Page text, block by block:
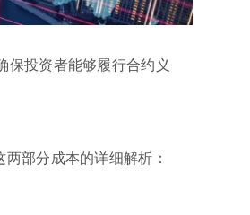
保投资者能够履行合约义
部分成本的详细解析：